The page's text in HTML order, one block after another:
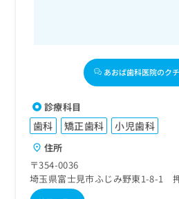
あおば歯科医院のク
診療科目
歯科 矯正歯科 小児歯科
住所
〒354-0036
埼玉県富士見市ふじみ野東1-8-1